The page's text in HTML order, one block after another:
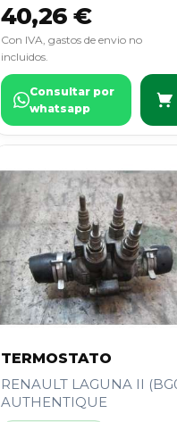
40,26 €
Con IVA, gastos de envio no
incluidos.
Consultar por
whatsapp
TERMOSTATO
RENAULT LAGUNA II
AUTHENTIQUE